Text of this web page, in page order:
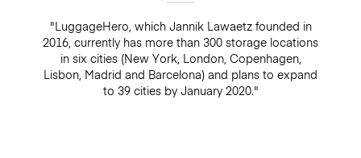
"LuggageHero, which Jannik Lawaetz founded in
2016, currently has more than 300 storage locations
in six cities (New York, London, Copenhagen,
Lisbon, Madrid and Barcelona) and plans to expand
to 39 cities by January 2020."